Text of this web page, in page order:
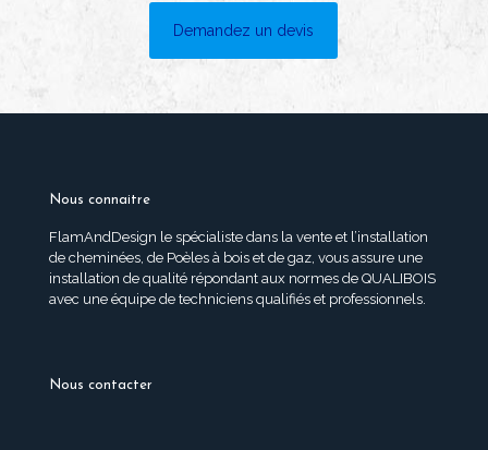
Demandez un devis
Nous connaitre
FlamAndDesign le spécialiste dans la vente et l’installation
de cheminées, de Poèles à bois et de gaz, vous assure une
installation de qualité répondant aux normes de QUALIBOIS
avec une équipe de techniciens qualifiés et professionnels.
Nous contacter